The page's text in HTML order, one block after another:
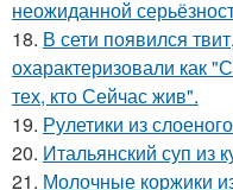
неожиданной
18. В сети появился
охарактеризовали как
тех, кто Сейчас жив".
19. Рулетики из
20. Итальянский суп из
21. Молочные коржики